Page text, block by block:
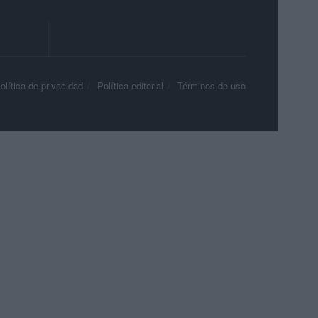
de privacidad Política editorial Términos de uso